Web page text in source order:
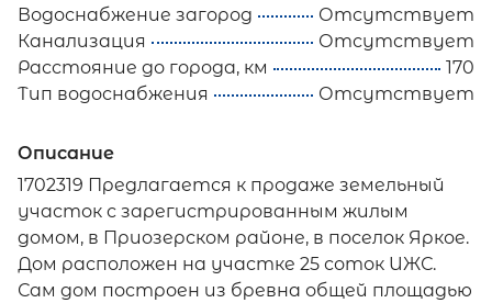
Водоснабжение загород
Отсутствует
Канализация
Отсутствует
Расстояние до города, км
170
Тип водоснабжения
Отсутствует
Описание
1702319 Предлагается к продаже земельный
участок с зарегистрированным жилым
домом, в Приозерском районе, в поселок Яркое.
Дом расположен на участке 25 соток ИЖС.
Сам дом построен из бревна общей площадью